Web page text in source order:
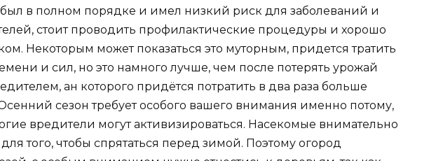
в полном порядке и имел низкий риск для заболеваний и
стоит проводить профилактические процедуры и хорошо
Некоторым может показаться это муторным, придется тратить
и сил, но это намного лучше, чем после потерять урожай
ан которого придётся потратить в два раза больше
сезон требует особого вашего внимания именно потому,
вредители могут активизироваться. Насекомые внимательно
того, чтобы спрятаться перед зимой. Поэтому огород